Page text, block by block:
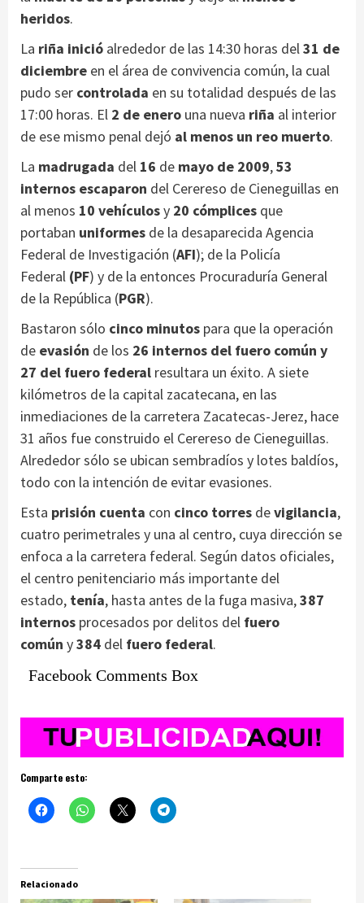
heridos.
La riña inició alrededor de las 14:30 horas del31 de
diciembre en el área de convivencia común, la cual
pudo ser controlada en su totalidad después de las
17:00 horas. El 2 de enero una nueva riña al interior
de ese mismo penal dejó al menos un reo muerto.
La madrugada del 16 de mayo de 2009,53
internos escaparon del Cerereso de Cieneguillas en
al menos 10 vehículosy 20 cómplices que
portaban uniformes de la desaparecida Agencia
Federal de Investigación (AFI); de la Policía
Federal (PF) y de la entonces Procuraduría General
de la República (PGR).
Bastaron sólo cinco minutos para que la operación
de evasión de los 26 internos del fuero común y
27 del fuero federal resultara un éxito. A siete
kilómetros de la capital zacatecana, en las
inmediaciones de la carretera Zacatecas-Jerez, hace
31 años fue construido el Cerereso de Cieneguillas.
Alrededor sólo se ubican sembradíos y lotes baldíos,
todo con la intención de evitar evasiones.
Esta prisión cuenta con cinco torres devigilancia,
cuatro perimetrales y una al centro, cuya dirección se
enfoca a la carretera federal. Según datos oficiales,
el centro penitenciario más importante del
estado, tenía, hasta antes de la fuga masiva,387
internos procesados por delitos del fuero
común y384 del fuero federal.
Facebook Comments Box
Comparte esto:
Relacionado